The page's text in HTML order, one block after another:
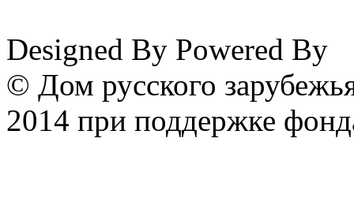
Designed By Powered By
© Дом русского
2014 при поддержке